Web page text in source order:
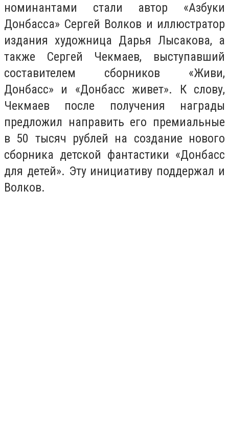
номинантами стали автор «Азбуки
Донбасса» Сергей Волков и иллюстратор
издания художница Дарья Лысакова, а
также Сергей Чекмаев, выступавший
составителем сборников «Живи,
Донбасс» и «Донбасс живет». К слову,
Чекмаев после получения награды
предложил направить его премиальные
в 50 тысяч рублей на создание нового
сборника детской фантастики «Донбасс
для детей». Эту инициативу поддержал и
Волков.